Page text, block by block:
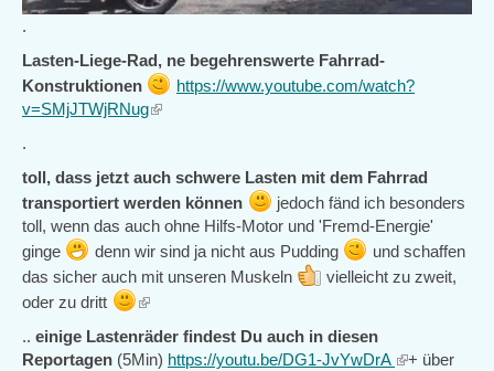
.
Lasten-Liege-Rad, ne begehrenswerte Fahrrad-
Konstruktionen
https://www.youtube.com/watch?
v=SMjJTWjRNug(link
.
toll, dass jetzt auch schwere Lasten mit dem Fahrrad
transportiert werden können
jedoch fänd ich besonders
toll, wenn das auch ohne Hilfs-Motor und 'Fremd-Energie'
ginge
denn wir sind ja nicht aus Pudding
und schaffen
das sicher auch mit unseren Muskeln
vielleicht zu zweit,
oder zu dritt
(link
external)
.. einige Lastenräder findest Du auch in diesen
Reportagen (5Min) https://youtu.be/DG1-JvYwDrA (link
+ über